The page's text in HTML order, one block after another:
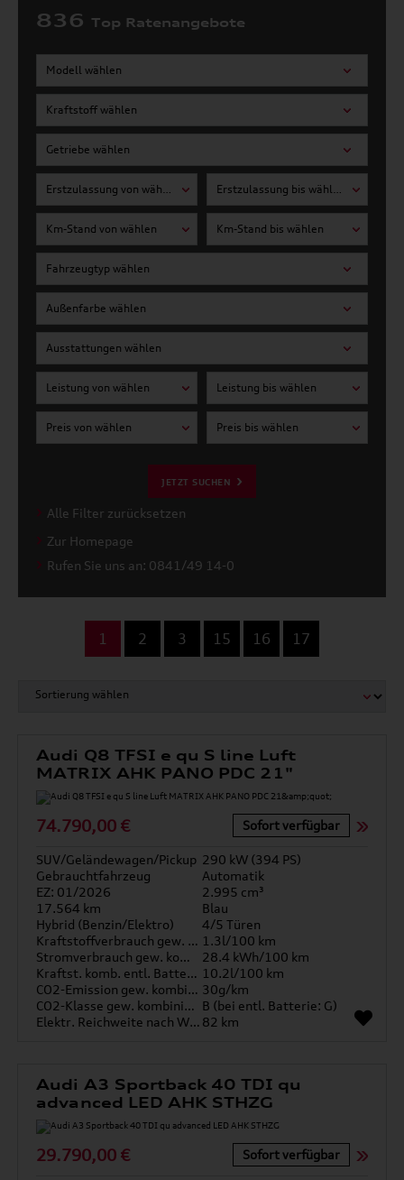
836 Top Ratenangebote
Modell wählen
Kraftstoff wählen
Getriebe wählen
Erstzulassung von wählen Erstzulassung bis wählen
Km-Stand von wählen Km-Stand bis wählen
Fahrzeugtyp wählen
Außenfarbe wählen
Ausstattungen wählen
Leistung von wählen Leistung bis wählen
Preis von wählen Preis bis wählen
JETZT SUCHEN
Alle Filter zurücksetzen
Zur Homepage
Rufen Sie uns an: 0841/49 14-0
1 2 3 15 16 17
Audi Q8 TFSI e qu S line Luft
MATRIX AHK PANO PDC 21"
74.790,00 € Sofort verfügbar
SUV/Geländewagen/Pickup 290 kW (394 PS)
Gebrauchtfahrzeug
Automatik
EZ: 01/2026
2.995 cm³
17.564 km
Blau
Hybrid (Benzin/Elektro)
4/5 Türen
Kraftstoffverbrauch gew. kombiniert 1.3l/100 km
Stromverbrauch gew. kombiniert
28.4 kWh/100 km
Kraftst. komb. entl. Batterie 10.2l/100 km
CO2-Emission gew. kombiniert 30g/km
CO2-Klasse gew. kombiniert B (bei entl. Batterie: G)
Elektr. Reichweite nach WLTP* 82 km
Audi A3 Sportback 40 TDI qu
advanced LED AHK STHZG
29.790,00 € Sofort verfügbar